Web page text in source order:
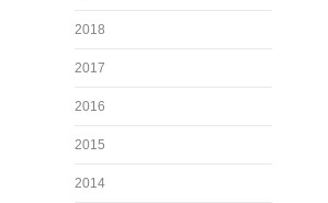
2018
2017
2016
2015
2014